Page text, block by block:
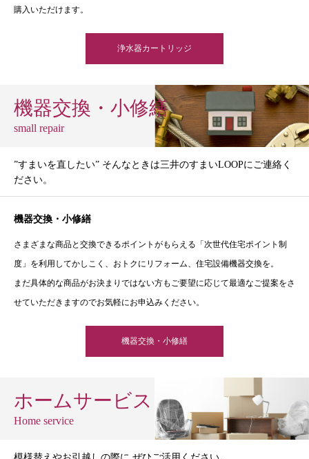
購入いただけます。
浄水器カートリッジ
機器交換・小修繕
small repair
”すまいを直したい” そんなときは三井のすまいLOOPにご連絡く
ださい。
機器交換・小修繕
さまざまな商品と交換できるポイントがもらえる「次世代住宅ポイント制
度」を利用してかしこく、おトクにリフォーム、住宅設備機器交換を。
まだ具体的な商品がお決まりではない方もご要望に応じて最適なご提案をさ
せていただきますのでお気軽にお申込みください。
機器交換・小修繕
ホームサービス
Home service